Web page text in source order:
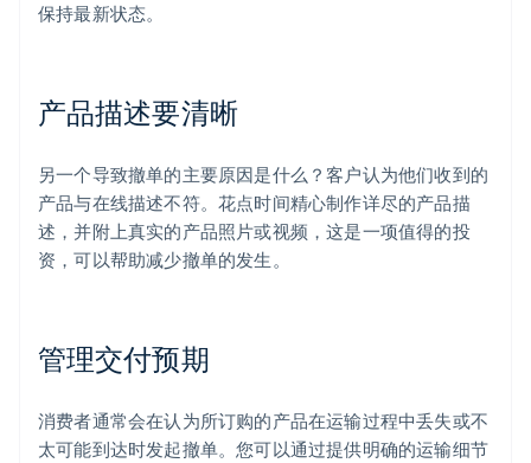
保持最新状态。
产品描述要清晰
另一个导致撤单的主要原因是什么？客户认为他们收到的
产品与在线描述不符。花点时间精心制作详尽的产品描
述，并附上真实的产品照片或视频，这是一项值得的投
资，可以帮助减少撤单的发生。
管理交付预期
消费者通常会在认为所订购的产品在运输过程中丢失或不
太可能到达时发起撤单。您可以通过提供明确的运输细节